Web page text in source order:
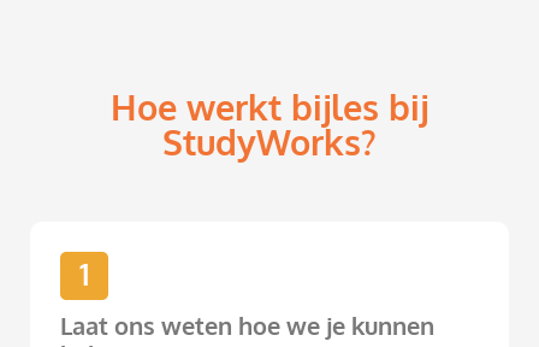
Hoe werkt bijles bij
StudyWorks?
1
Laat ons weten hoe we je kunnen